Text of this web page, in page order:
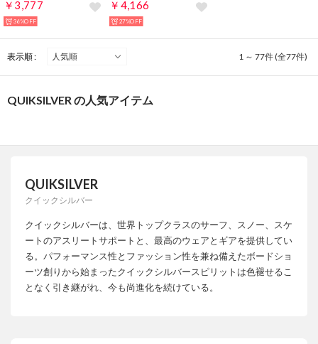
￥3,777
36%OFF
￥4,166
27%OFF
表示順 : 1 ～ 77件 (全77件)
QUIKSILVER の人気アイテム
QUIKSILVER
クイックシルバー
クイックシルバーは、世界トップクラスのサーフ、スノー、スケ
ートのアスリートサポートと、最高のウェアとギアを提供してい
る。パフォーマンス性とファッション性を兼ね備えたボードショ
ーツ創りから始まったクイックシルバースピリットは色褪せるこ
となく引き継がれ、今も尚進化を続けている。